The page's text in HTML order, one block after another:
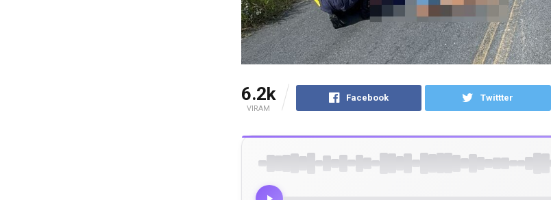
6.2k
VIRAM
Facebook Twittter